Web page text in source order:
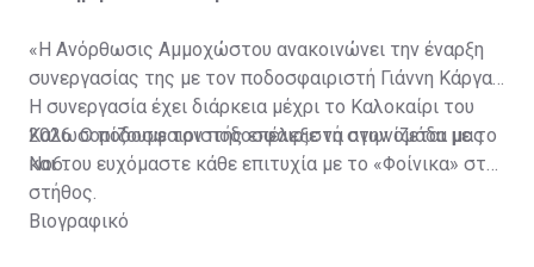
«Η Ανόρθωσις Αμμοχώστου ανακοινώνει την έναρξη
συνεργασίας της με τον ποδοσφαιριστή Γιάννη Κάργα.
Η συνεργασία έχει διάρκεια μέχρι το Καλοκαίρι του
2026. O ποδοσφαιριστής επέλεξε να αγωνίζεται με το
Νο6.
Καλωσορίζουμε τον ποδοσφαιριστή στην ομάδα μας
και του ευχόμαστε κάθε επιτυχία με το «Φοίνικα» στο
στήθος.
Βιογραφικό